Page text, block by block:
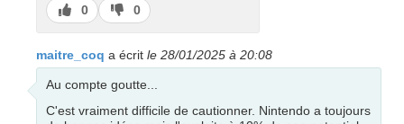
J’aime
0
J’aime
pas
0
maitre_coq a écrit le 28/01/2025 à 20:08
Au compte goutte...
C'est vraiment difficile de cautionner. Nintendo a toujours